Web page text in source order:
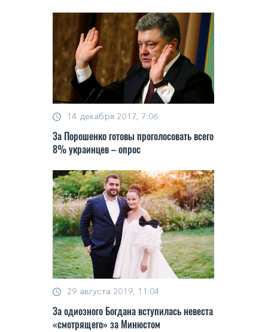
14 декабря 2017, 7:06
За Порошенко готовы проголосовать всего
8% украинцев – опрос
29 августа 2019, 11:04
За одиозного Богдана вступилась невеста
«смотрящего» за Минюстом